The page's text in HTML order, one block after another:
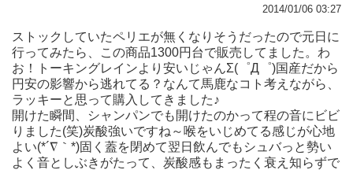
2014/01/06 03:27
ストックしていたペリエが無くなりそうだったので元日に
行ってみたら、この商品1300円台で販売してました。わ
お！トーキングレインより安いじゃんΣ(゜Д゜)国産だから
円安の影響から逃れてる？なんて馬鹿なコト考えながら、
ラッキーと思って購入してきました♪
開けた瞬間、シャンパンでも開けたのかって程の音にビビ
りました(笑)炭酸強いですね～喉をいじめてる感じが心地
よい(*´∇｀*)固く蓋を閉めて翌日飲んでもシュバっと勢い
よく音としぶきがたって、炭酸感もまったく衰え知らずで